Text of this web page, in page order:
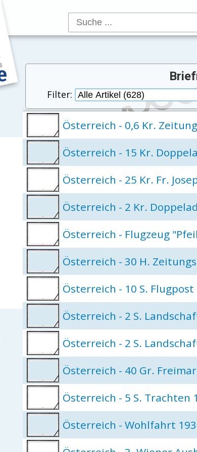
Filter:
Österreich - 0,6 Kr.
Österreich - 15 Kr.
Österreich - 25 Kr. Fr.
Österreich - 2 Kr.
Österreich - Flugzeug
Österreich - 30 H.
Österreich - 10 S. Flugpost
Österreich - 2 S.
Österreich - 2 S.
Österreich - 40 Gr.
Österreich - 5 S. Trachten
Österreich - Wohlfahrt